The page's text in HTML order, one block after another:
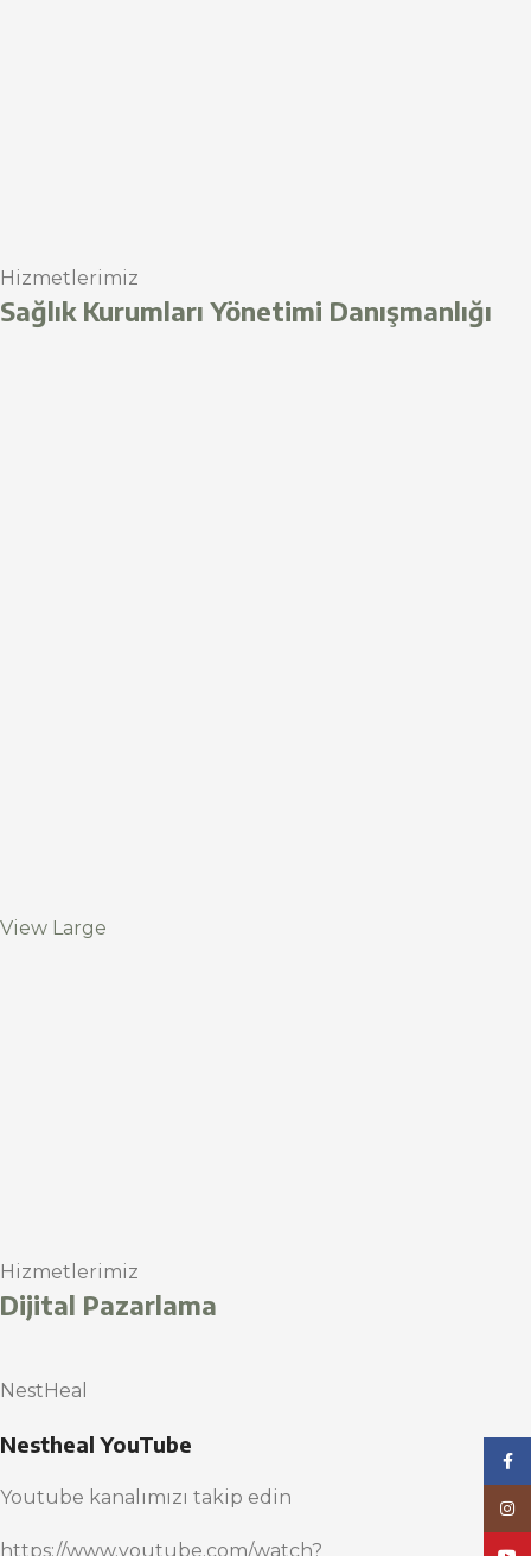
Hizmetlerimiz
Sağlık Kurumları Yönetimi Danışmanlığı
View Large
Hizmetlerimiz
Dijital Pazarlama
NestHeal
Nestheal YouTube
Youtube kanalımızı takip edin
https://www.youtube.com/watch?